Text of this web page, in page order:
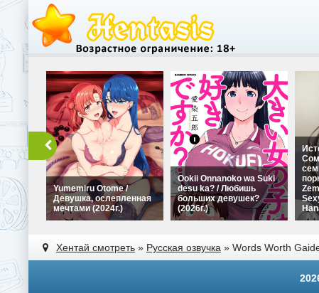
Yumemiru Otome /
Девушка, ослепленная
мечтами (2024г.)
Ookii Onnanoko wa Suki
desu ka? / Любишь
больших девушек?
(2026г.)
Хентай смотреть » Русская озвучка » Words Worth